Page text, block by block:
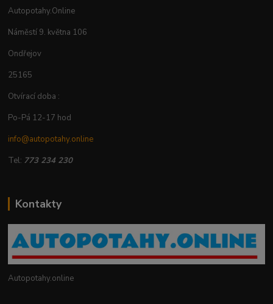
Autopotahy.Online
Náměstí 9. května 106
Ondřejov
25165
Otvírací doba :
Po-Pá 12-17 hod
info@autopotahy.online
Tel: 773 234 230
Kontakty
Autopotahy.online